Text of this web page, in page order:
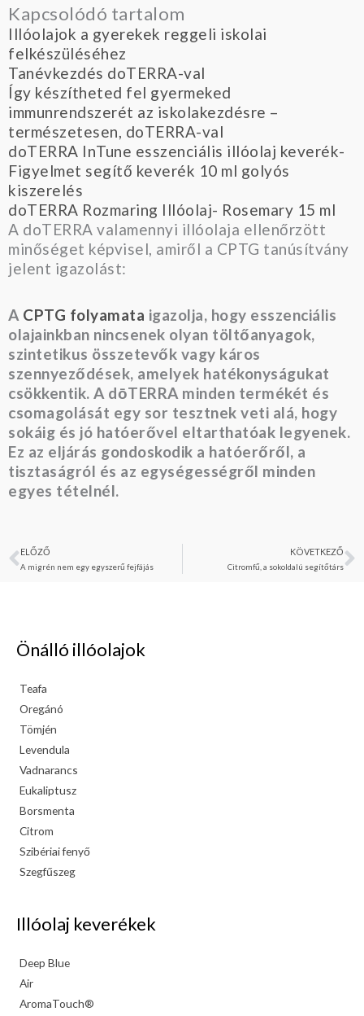
Kapcsolódó tartalom
Illóolajok a gyerekek reggeli iskolai
felkészüléséhez
Tanévkezdés doTERRA-val
Így készítheted fel gyermeked
immunrendszerét az iskolakezdésre –
természetesen, doTERRA-val
doTERRA InTune esszenciális illóolaj keverék-
Figyelmet segítő keverék 10 ml golyós
kiszerelés
doTERRA Rozmaring Illóolaj- Rosemary 15 ml
A doTERRA valamennyi illóolaja ellenőrzött
minőséget képvisel, amiről a CPTG tanúsítvány
jelent igazolást:
A CPTG folyamata igazolja, hogy esszenciális
olajainkban nincsenek olyan töltőanyagok,
szintetikus összetevők vagy káros
szennyeződések, amelyek hatékonyságukat
csökkentik. A dōTERRA minden termékét és
csomagolását egy sor tesztnek veti alá, hogy
sokáig és jó hatóerővel eltarthatóak legyenek.
Ez az eljárás gondoskodik a hatóerőről, a
tisztaságról és az egységességről minden
egyes tételnél.
Előző
ELŐZŐ
A migrén nem egy egyszerű fejfájás
KÖVETKEZŐ
Citromfű, a sokoldalú segítőtárs
Önálló illóolajok
Teafa
Oregánó
Tömjén
Levendula
Vadnarancs
Eukaliptusz
Borsmenta
Citrom
Szibériai fenyő
Szegfűszeg
Illóolaj keverékek
Deep Blue
Air
AromaTouch®